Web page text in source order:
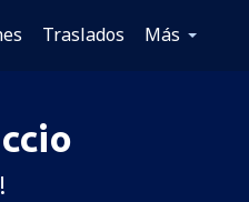
Traslados Más